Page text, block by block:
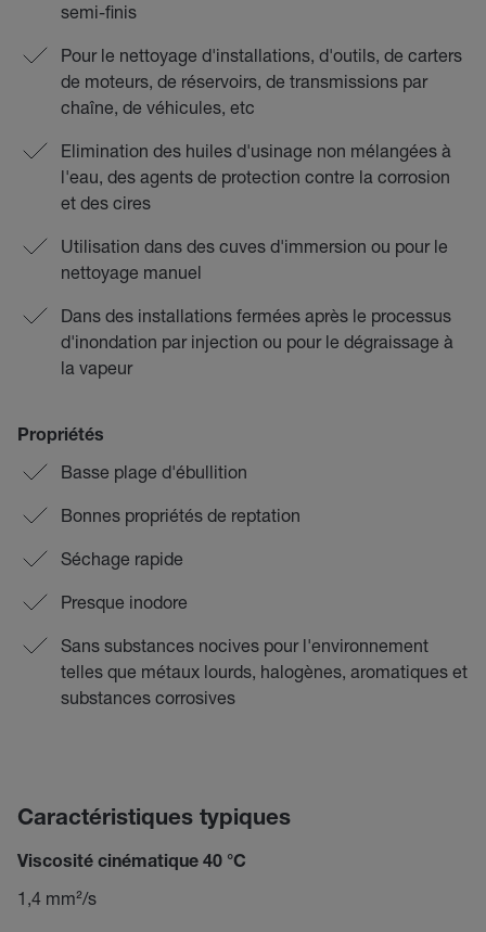
semi-finis
Pour le nettoyage d'installations, d'outils, de carters
de moteurs, de réservoirs, de transmissions par
chaîne, de véhicules, etc
Elimination des huiles d'usinage non mélangées à
l'eau, des agents de protection contre la corrosion
et des cires
Utilisation dans des cuves d'immersion ou pour le
nettoyage manuel
Dans des installations fermées après le processus
d'inondation par injection ou pour le dégraissage à
la vapeur
Propriétés
Basse plage d'ébullition
Bonnes propriétés de reptation
Séchage rapide
Presque inodore
Sans substances nocives pour l'environnement
telles que métaux lourds, halogènes, aromatiques et
substances corrosives
Caractéristiques typiques
Viscosité cinématique 40 °C
1,4 mm²/s